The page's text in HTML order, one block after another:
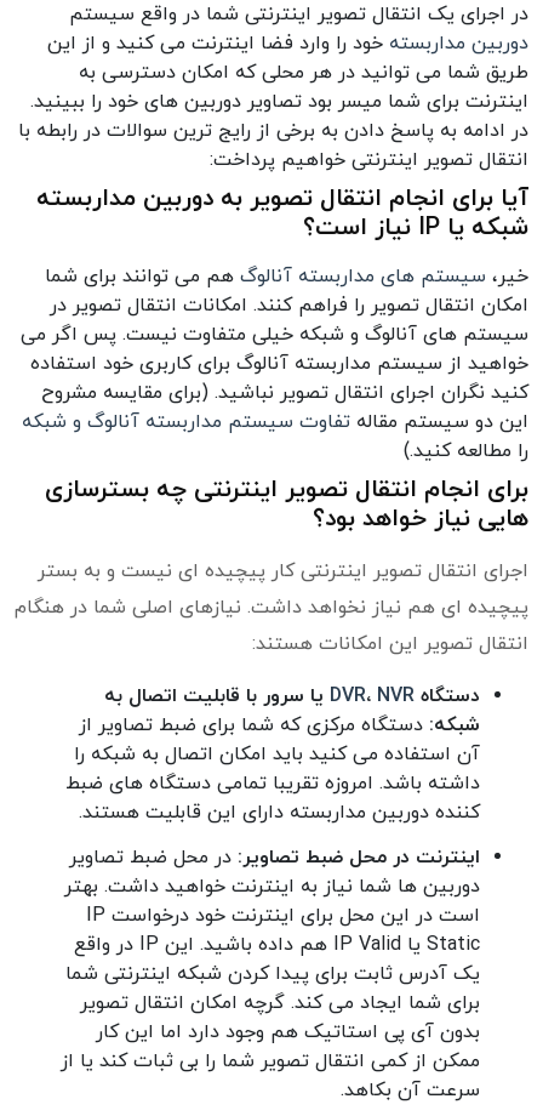
در اجرای یک انتقال تصویر اینترنتی شما در واقع سیستم
دوربین مداربسته خود را وارد فضا اینترنت می کنید و از این
طریق شما می توانید در هر محلی که امکان دسترسی به
اینترنت برای شما میسر بود تصاویر دوربین های خود را ببینید.
در ادامه به پاسخ دادن به برخی از رایج ترین سوالات در رابطه با
انتقال تصویر اینترنتی خواهیم پرداخت:
آیا برای انجام انتقال تصویر به دوربین مداربسته
شبکه یا IP نیاز است؟
خیر، سیستم های مداربسته آنالوگ هم می توانند برای شما
امکان انتقال تصویر را فراهم کنند. امکانات انتقال تصویر در
سیستم های آنالوگ و شبکه خیلی متفاوت نیست. پس اگر می
خواهید از سیستم مداربسته آنالوگ برای کاربری خود استفاده
کنید نگران اجرای انتقال تصویر نباشید. (برای مقایسه مشروح
این دو سیستم مقاله تفاوت سیستم مداربسته آنالوگ و شبکه
را مطالعه کنید.)
برای انجام انتقال تصویر اینترنتی چه بسترسازی
هایی نیاز خواهد بود؟
اجرای انتقال تصویر اینترنتی کار پیچیده ای نیست و به بستر
پیچیده ای هم نیاز نخواهد داشت. نیازهای اصلی شما در هنگام
انتقال تصویر این امکانات هستند:
دستگاه
DVR، NVR
یا سرور با قابلیت اتصال به
شبکه: دستگاه مرکزی که شما برای ضبط تصاویر از
آن استفاده می کنید باید امکان اتصال به شبکه را
داشته باشد. امروزه تقریبا تمامی دستگاه های ضبط
کننده دوربین مداربسته دارای این قابلیت هستند.
اینترنت در محل ضبط تصاویر: در محل ضبط تصاویر
دوربین ها شما نیاز به اینترنت خواهید داشت. بهتر
است در این محل برای اینترنت خود درخواست IP
Static یا IP Valid هم داده باشید. این IP در واقع
یک آدرس ثابت برای پیدا کردن شبکه اینترنتی شما
برای شما ایجاد می کند. گرچه امکان انتقال تصویر
بدون آی پی استاتیک هم وجود دارد اما این کار
ممکن از کمی انتقال تصویر شما را بی ثبات کند یا از
سرعت آن بکاهد.